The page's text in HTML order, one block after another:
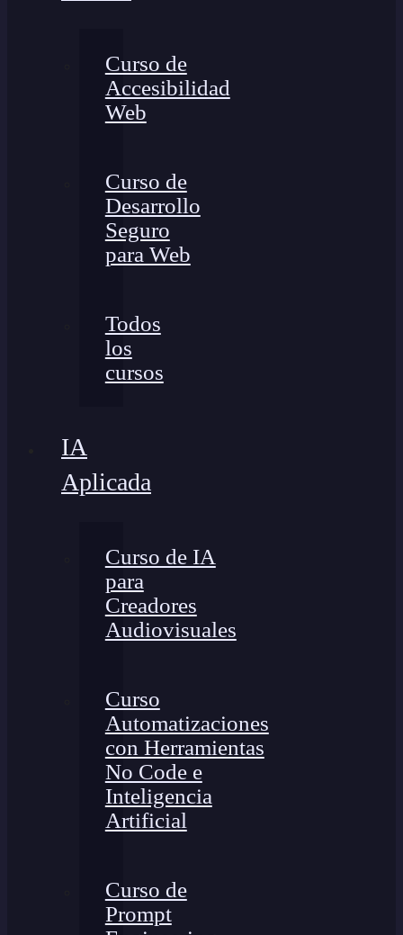
Curso de
Accesibilidad
Web
Curso de
Desarrollo
Seguro
para Web
Todos
los
cursos
IA
Aplicada
Curso de IA
para
Creadores
Audiovisuales
Curso
Automatizaciones
con Herramientas
No Code e
Inteligencia
Artificial
Curso de
Prompt